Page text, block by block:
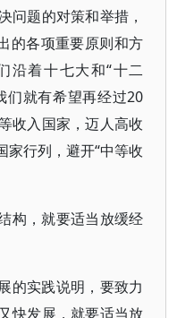
问题的对策和举措，
的各项重要原则和方
沿着十七大和“十二
们就有希望再经过20
收入国家，迈人高收
家行列，避开“中等收
构，就要适当放缓经
的实践说明，要致力
快发展，就要适当放